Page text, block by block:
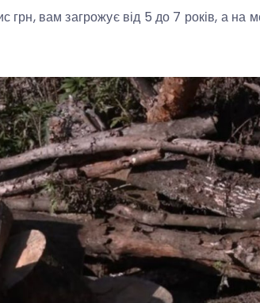
грн, вам загрожує від 5 до 7 років, а на